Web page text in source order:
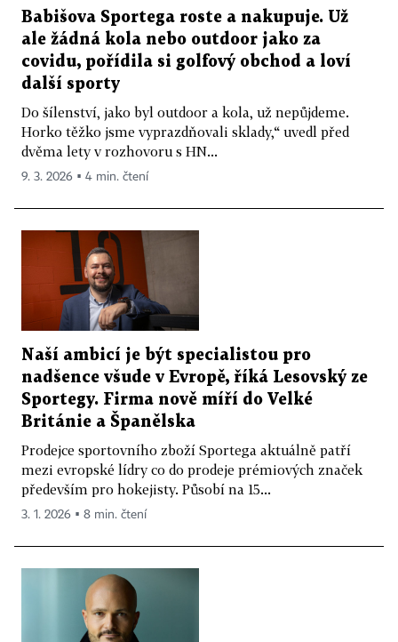
Babišova Sportega roste a nakupuje. Už
ale žádná kola nebo outdoor jako za
covidu, pořídila si golfový obchod a loví
další sporty
Do šílenství, jako byl outdoor a kola, už nepůjdeme.
Horko těžko jsme vyprazdňovali sklady,“ uvedl před
dvěma lety v rozhovoru s HN...
9. 3. 2026 ▪ 4 min. čtení
Naší ambicí je být specialistou pro
nadšence všude v Evropě, říká Lesovský ze
Sportegy. Firma nově míří do Velké
Británie a Španělska
Prodejce sportovního zboží Sportega aktuálně patří
mezi evropské lídry co do prodeje prémiových značek
především pro hokejisty. Působí na 15...
3. 1. 2026 ▪ 8 min. čtení